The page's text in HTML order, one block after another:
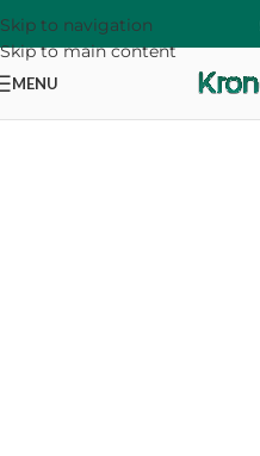
Skip to navigation
Skip to main content
MENU